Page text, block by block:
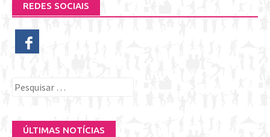
REDES SOCIAIS
Pesquisar
ÚLTIMAS NOTÍCIAS